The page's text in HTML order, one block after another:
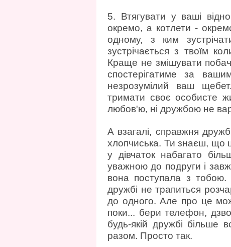
5. Втягувати у ваші
окремо, а котлети -
одному, з ким
зустрічається з твоїм
Краще не змішувати
спостерігатиме за
незрозумілий ваш
тримати своє особисте
любов'ю, ні дружбою не
А взагалі, справжня
хлопчиська. Ти знаєш, що
у дівчаток набагато
уважною до подруги і
вона поступала з
дружбі не трапиться
до одного. Але про це
поки... бери телефон,
будь-якій дружбі більше
разом. Просто так.